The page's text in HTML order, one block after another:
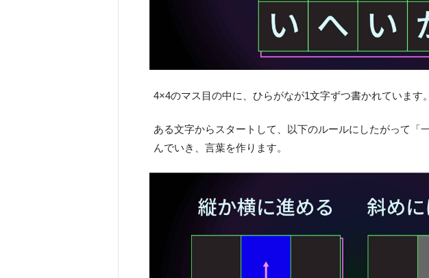
4×4のマス目の中に、ひらがなが1文字ずつ書かれています。
ある文字からスタートして、以下のルールにしたがって「
んでいき、言葉を作ります。